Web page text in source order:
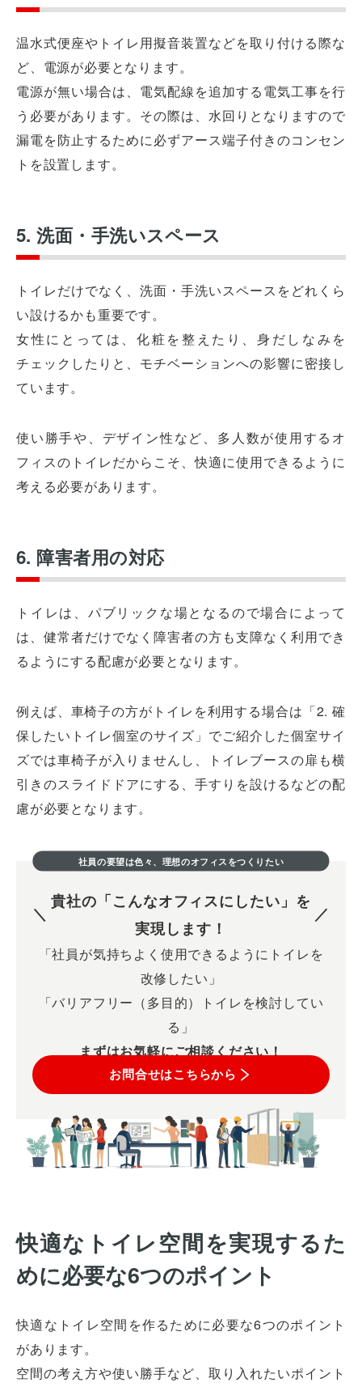
温水式便座やトイレ用擬音装置などを取り付ける際な
ど、電源が必要となります。
電源が無い場合は、電気配線を追加する電気工事を行
う必要があります。その際は、水回りとなりますので
漏電を防止するために必ずアース端子付きのコンセン
トを設置します。
5. 洗面・手洗いスペース
トイレだけでなく、洗面・手洗いスペースをどれくら
い設けるかも重要です。
女性にとっては、化粧を整えたり、身だしなみを
チェックしたりと、モチベーションへの影響に密接し
ています。
使い勝手や、デザイン性など、多人数が使用するオ
フィスのトイレだからこそ、快適に使用できるように
考える必要があります。
6. 障害者用の対応
トイレは、パブリックな場となるので場合によって
は、健常者だけでなく障害者の方も支障なく利用でき
るようにする配慮が必要となります。
例えば、車椅子の方がトイレを利用する場合は「2. 確
保したいトイレ個室のサイズ」でご紹介した個室サイ
ズでは車椅子が入りませんし、トイレブースの扉も横
引きのスライドドアにする、手すりを設けるなどの配
慮が必要となります。
社員の要望は色々、理想のオフィスをつくりたい
貴社の「こんなオフィスにしたい」を
実現します！
「社員が気持ちよく使用できるようにトイレを
改修したい」
「バリアフリー（多目的）トイレを検討してい
る」
まずはお気軽にご相談ください！
お問合せはこちらから
快適なトイレ空間を実現するた
めに必要な6つのポイント
快適なトイレ空間を作るために必要な6つのポイント
があります。
空間の考え方や使い勝手など、取り入れたいポイント